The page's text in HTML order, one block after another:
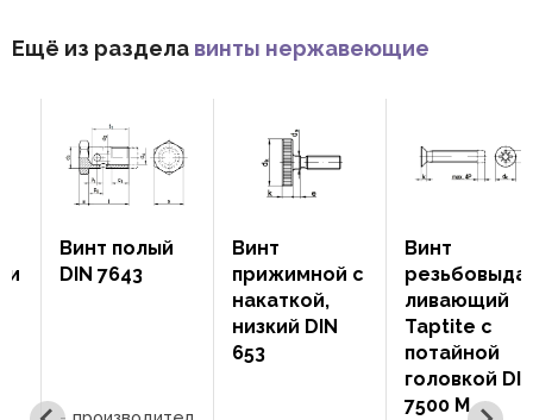
Ещё из раздела винты нержавеющие
Винт полый
DIN 7643
Винт
прижимной с
накаткой,
низкий DIN
653
Винт
резьбовыдав
ливающий
Taptite с
потайной
головкой DIN
7500 M